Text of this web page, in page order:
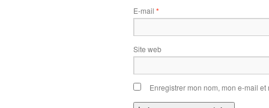
E-mail *
Site web
Enregistrer mon nom, mon e-mail